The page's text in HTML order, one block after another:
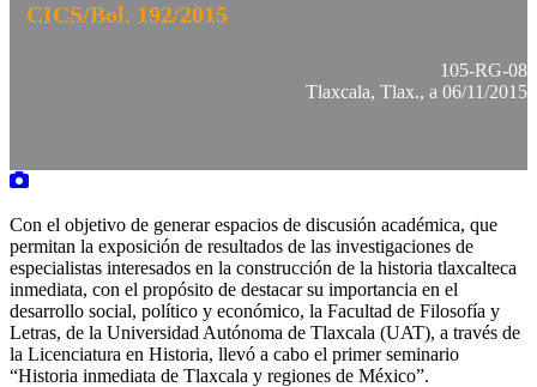
CICS/Bol. 192/2015
105-RG-08
Tlaxcala, Tlax., a 06/11/2015
Con el objetivo de generar espacios de discusión académica, que
permitan la exposición de resultados de las investigaciones de
especialistas interesados en la construcción de la historia tlaxcalteca
inmediata, con el propósito de destacar su importancia en el
desarrollo social, político y económico, la Facultad de Filosofía y
Letras, de la Universidad Autónoma de Tlaxcala (UAT), a través de
la Licenciatura en Historia, llevó a cabo el primer seminario
“Historia inmediata de Tlaxcala y regiones de México”.